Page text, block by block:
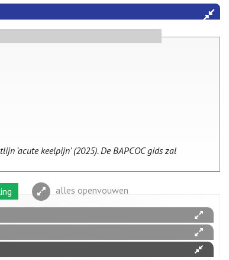
‘acute keelpijn’ (2025). De BAPCOC gids zal
alles openvouwen